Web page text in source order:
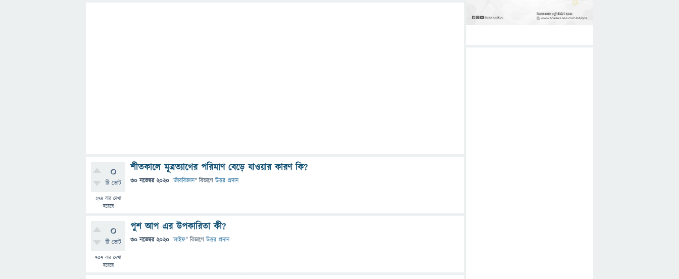
0
টি ভোট
274বার দেখা
হয়েছে
শীতকালে মূত্রত্যাগের পরিমাণ বেড়ে যাওয়ার কারণ কি?
30 নভেম্বর 2020 "জীববিজ্ঞান" বিভাগে উত্তর প্রদান
0
টি ভোট
737 বার দেখা
হয়েছে
পুশ আপ এর উপকারিতা কী?
30 নভেম্বর 2020 "লাইফ" বিভাগে উত্তর প্রদান